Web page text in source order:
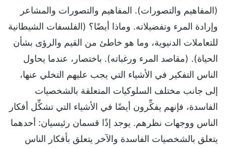
(المفاهيم والتصورات). المفاهيم والتصورات والمشاعر
وإرادة المرء وتفضيلاته. وماذا أيضًا؟ (الفلسفات الشيطانية
للتعاملات الدنيوية، وما هو خاطئ من القيم والرؤى بشأن
الحياة). (مقاصد المرء ورغباته). باختصار، عندما يحاول
الناس التفكير في الأشياء التي يجب عليهم التخلي عنها،
إلى جانب مختلف السلوكيات المتعلقة بالشخصيات
الفاسدة، فإنهم يفكِّرون أيضًا في الأشياء التي تشكِّل أفكار
الناس ووجهات نظرهم. يوجد إذًا قسمان رئيسيان: أحدهما
يتعلق بالشخصيات الفاسدة والآخر يتعلق بأفكار الناس